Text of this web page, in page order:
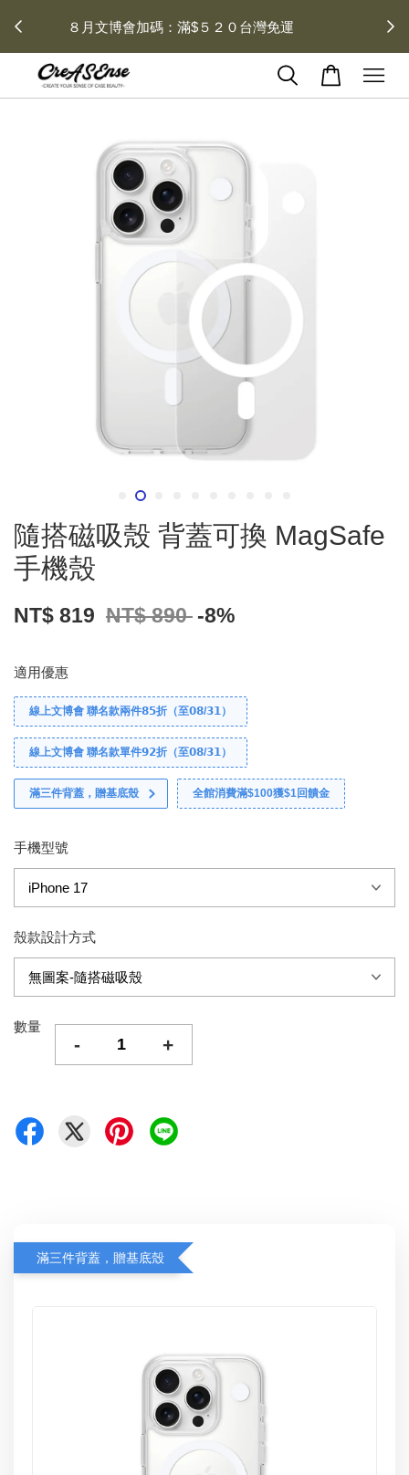
２號加碼１０倍送
隨搭磁吸殼 背蓋可換 MagSafe
手機殼
NT$ 819 NT$ 890 -8%
適用優惠
線上文博會 聯名款兩件𝟴𝟱折（至𝟬𝟴/𝟯𝟭）
線上文博會 聯名款單件𝟵𝟮折（至𝟬𝟴/𝟯𝟭）
滿三件背蓋，贈基底殼 全館消費滿$100獲$1回饋金
手機型號
殼款設計方式
數量
- +
滿三件背蓋，贈基底殼